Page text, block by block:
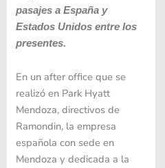
pasajes a España y
Estados Unidos entre los
presentes.
En un after office que se
realizó en Park Hyatt
Mendoza, directivos de
Ramondin, la empresa
española con sede en
Mendoza y dedicada a la